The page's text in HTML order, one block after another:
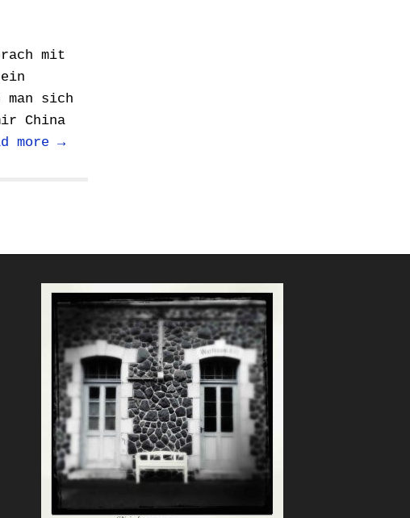
mit
sich
China
more →